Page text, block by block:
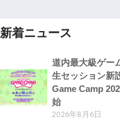
新着ニュース
道内最大級ゲー
生セッション新
Game Camp
始
2026年8月6日